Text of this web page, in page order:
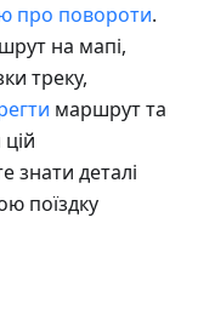
про повороти.
на мапі,
треку,
маршрут та
знати деталі
поїздку